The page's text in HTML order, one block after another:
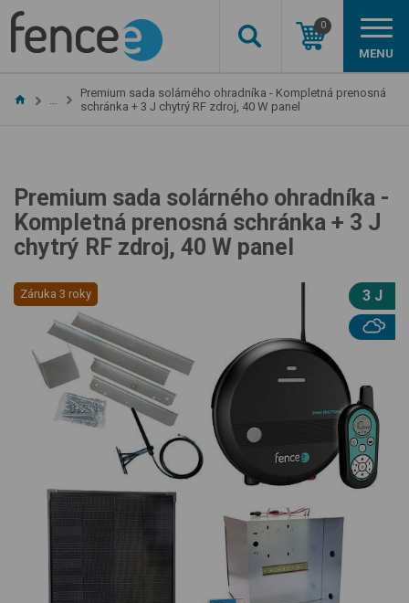
0
MENU
…
Premium sada solárného ohradníka - Kompletná prenosná
schránka + 3 J chytrý RF zdroj, 40 W panel
Premium sada solárného ohradníka -
Kompletná prenosná schránka + 3 J
chytrý RF zdroj, 40 W panel
Záruka 3 roky 3 J